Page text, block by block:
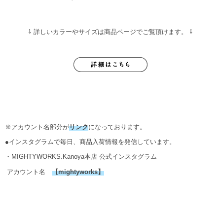
⇩ 詳しいカラーやサイズは商品ページでご覧頂けます。 ⇩
※アカウント名部分がリンクになっております。
●インスタグラムで毎日、商品入荷情報を発信しています。
・MIGHTYWORKS.Kanoya本店 公式インスタグラム
アカウント名 【mightyworks】